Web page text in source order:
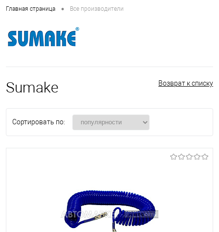
Главная страница • Все производители
Возврат к списку
Sumake
Сортировать по: